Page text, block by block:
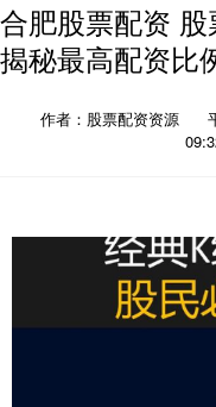
合肥股票配资
揭秘最高配资比
作者：股票配资资源